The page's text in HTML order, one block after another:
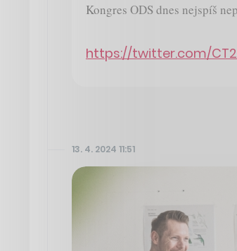
Kongres ODS dnes nejspíš
https://twitter.com/
13. 4. 2024 11:51